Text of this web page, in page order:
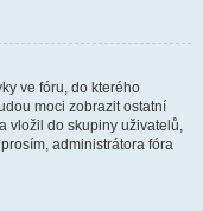
ve fóru, do kterého
moci zobrazit ostatní
vložil do skupiny uživatelů,
administrátora fóra